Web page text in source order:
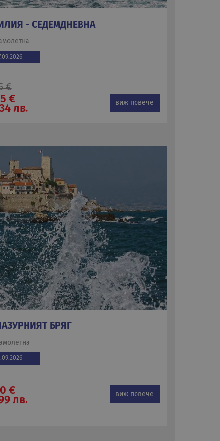
- СЕДЕМДНЕВНА
€
€
лв.
виж повече
БРЯГ
€
лв.
виж повече